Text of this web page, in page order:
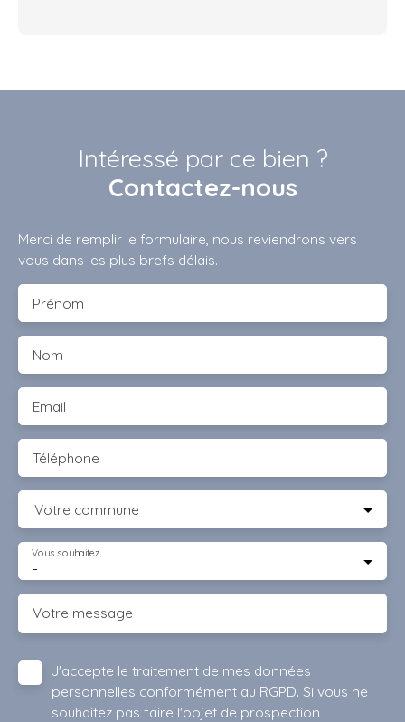
Intéressé par ce bien ?
Contactez-nous
Merci de remplir le formulaire, nous reviendrons vers
vous dans les plus brefs délais.
Prénom
Nom
Email
Téléphone
Votre commune
-
Vous souhaitez
Votre message
J'accepte le traitement de mes données
personnelles conformément au RGPD. Si vous ne
souhaitez pas faire l'objet de prospection